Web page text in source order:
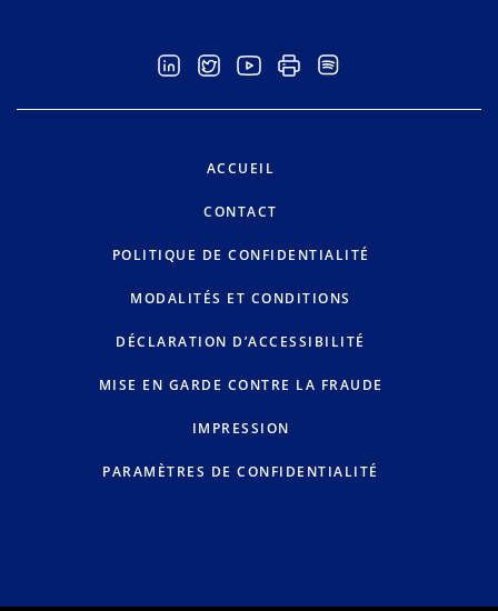
ACCUEIL
CONTACT
POLITIQUE DE CONFIDENTIALITÉ
MODALITÉS ET CONDITIONS
DÉCLARATION D’ACCESSIBILITÉ
MISE EN GARDE CONTRE LA FRAUDE
IMPRESSION
PARAMÈTRES DE CONFIDENTIALITÉ